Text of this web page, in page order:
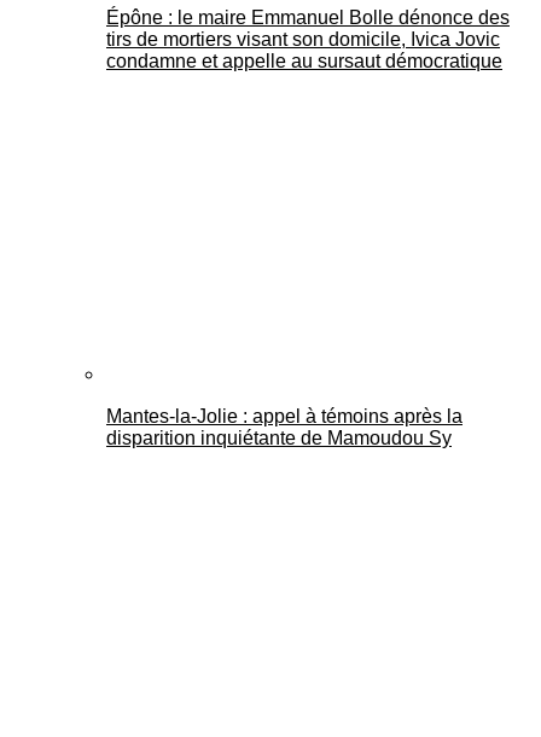
Épône : le maire Emmanuel Bolle dénonce des
tirs de mortiers visant son domicile, Ivica Jovic
condamne et appelle au sursaut démocratique
Mantes-la-Jolie : appel à témoins après la
disparition inquiétante de Mamoudou Sy